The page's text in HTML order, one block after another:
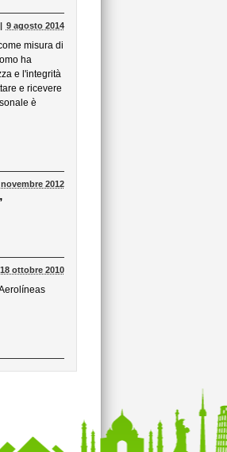
9 agosto 2014
misura di
ha
e l'integrità
e ricevere
è
2012
18 ottobre 2010